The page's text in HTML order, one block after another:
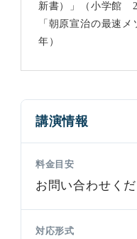
新書）」（小学館
「朝原宣治の最速
年）
講演情報
料金目安
お問い合わせく
対応形式